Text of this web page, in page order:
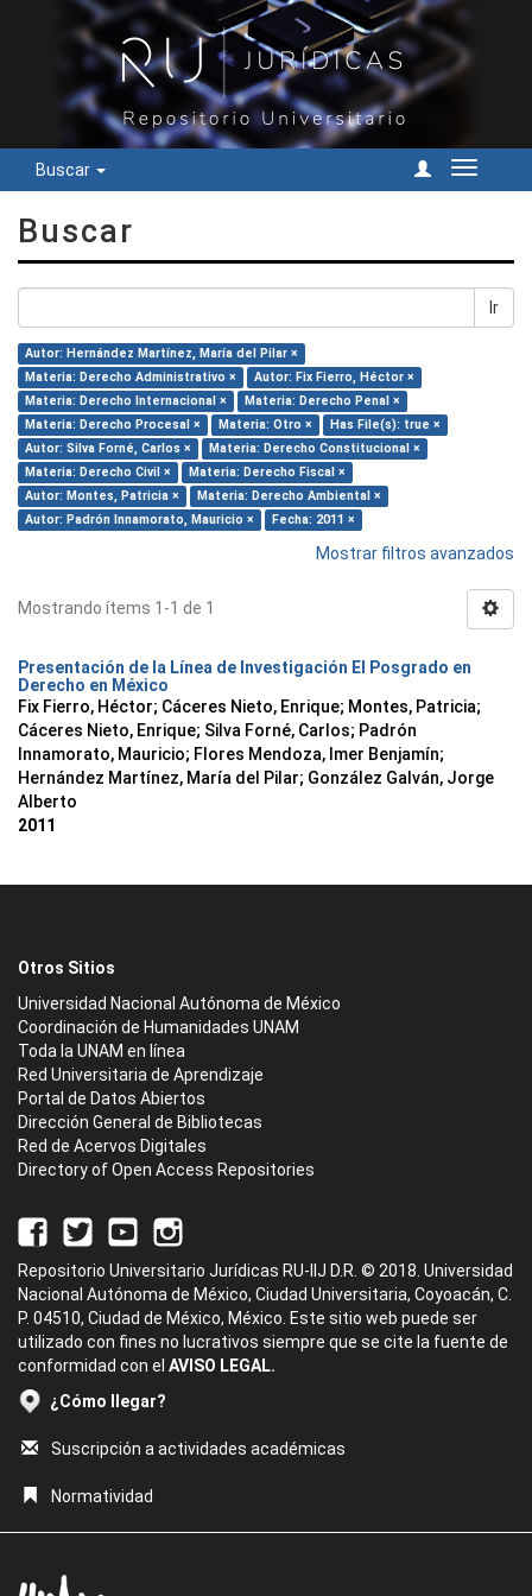
Buscar
Cambiar
Buscar
Ir
Autor: Hernández Martínez, María del Pilar ×
Materia: Derecho Administrativo ×
Autor: Fix Fierro, Héctor ×
Materia: Derecho Internacional ×
Materia: Derecho Penal ×
Materia: Derecho Procesal ×
Materia: Otro ×
Has File(s): true ×
Autor: Silva Forné, Carlos ×
Materia: Derecho Constitucional ×
Materia: Derecho Civil ×
Materia: Derecho Fiscal ×
Autor: Montes, Patricia ×
Materia: Derecho Ambiental ×
Autor: Padrón Innamorato, Mauricio ×
Fecha: 2011 ×
Mostrar filtros avanzados
Mostrando ítems 1-1 de 1
Presentación de la Línea de Investigación El Posgrado en
Derecho en México
Fix Fierro, Héctor; Cáceres Nieto, Enrique; Montes, Patricia;
Cáceres Nieto, Enrique; Silva Forné, Carlos; Padrón
Innamorato, Mauricio; Flores Mendoza, Imer Benjamín;
Hernández Martínez, María del Pilar; González Galván, Jorge
Alberto
2011
Otros Sitios
Universidad Nacional Autónoma de México
Coordinación de Humanidades UNAM
Toda la UNAM en línea
Red Universitaria de Aprendizaje
Portal de Datos Abiertos
Dirección General de Bibliotecas
Red de Acervos Digitales
Directory of Open Access Repositories
Repositorio Universitario Jurídicas RU-IIJ D.R. © 2018. Universidad
Nacional Autónoma de México, Ciudad Universitaria, Coyoacán, C.
P. 04510, Ciudad de México, México. Este sitio web puede ser
utilizado con fines no lucrativos siempre que se cite la fuente de
conformidad con el AVISO LEGAL.
¿Cómo llegar?
Suscripción a actividades académicas
Normatividad